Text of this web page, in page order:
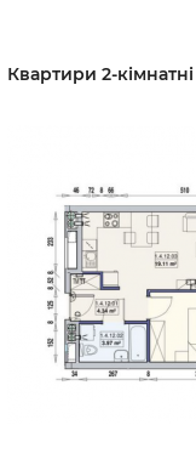
Квартири 2-кімнатні